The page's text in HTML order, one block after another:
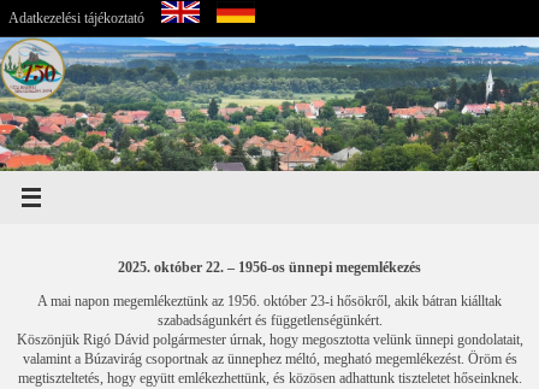
Adatkezelési tájékoztató
2025. október 22. – 1956-os ünnepi megemlékezés
A mai napon megemlékeztünk az 1956. október 23-i hősökről, akik bátran kiálltak
szabadságunkért és függetlenségünkért.
Köszönjük Rigó Dávid polgármester úrnak, hogy megosztotta velünk ünnepi gondolatait,
valamint a Búzavirág csoportnak az ünnephez méltó, megható megemlékezést. Öröm és
megtiszteltetés, hogy együtt emlékezhettünk, és közösen adhattunk tiszteletet hőseinknek.